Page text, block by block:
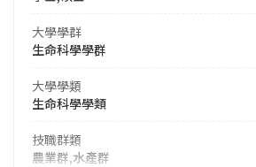
大學學群
生命科學學群
大學學類
生命科學學類
技職群類
農業群,水產群